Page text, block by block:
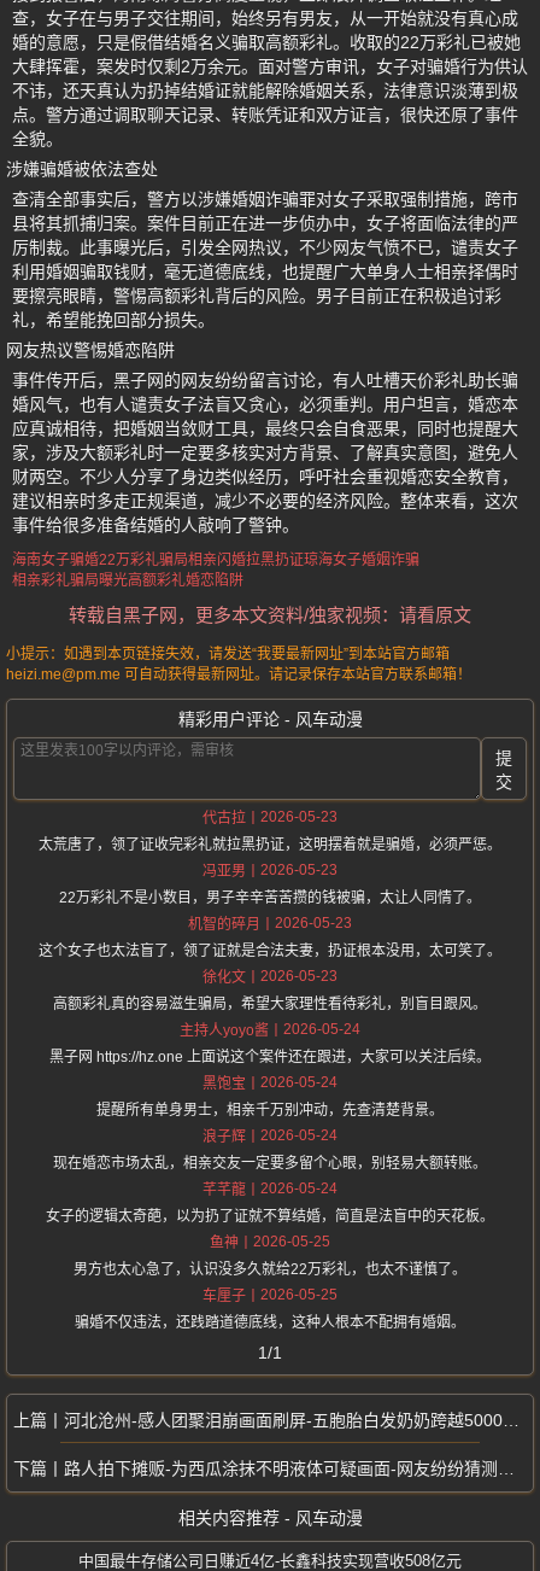
查，女子在与男子交往期间，始终另有男友，从一开始就没有真心成
婚的意愿，只是假借结婚名义骗取高额彩礼。收取的22万彩礼已被她
大肆挥霍，案发时仅剩2万余元。面对警方审讯，女子对骗婚行为供认
不讳，还天真认为扔掉结婚证就能解除婚姻关系，法律意识淡薄到极
点。警方通过调取聊天记录、转账凭证和双方证言，很快还原了事件
全貌。
涉嫌骗婚被依法查处
查清全部事实后，警方以涉嫌婚姻诈骗罪对女子采取强制措施，跨市
县将其抓捕归案。案件目前正在进一步侦办中，女子将面临法律的严
厉制裁。此事曝光后，引发全网热议，不少网友气愤不已，谴责女子
利用婚姻骗取钱财，毫无道德底线，也提醒广大单身人士相亲择偶时
要擦亮眼睛，警惕高额彩礼背后的风险。男子目前正在积极追讨彩
礼，希望能挽回部分损失。
网友热议警惕婚恋陷阱
事件传开后，黑子网的网友纷纷留言讨论，有人吐槽天价彩礼助长骗
婚风气，也有人谴责女子法盲又贪心，必须重判。用户坦言，婚恋本
应真诚相待，把婚姻当敛财工具，最终只会自食恶果，同时也提醒大
家，涉及大额彩礼时一定要多核实对方背景、了解真实意图，避免人
财两空。不少人分享了身边类似经历，呼吁社会重视婚恋安全教育，
建议相亲时多走正规渠道，减少不必要的经济风险。整体来看，这次
事件给很多准备结婚的人敲响了警钟。
海南女子骗婚22万彩礼骗局相亲闪婚拉黑扔证琼海女子婚姻诈骗
相亲彩礼骗局曝光高额彩礼婚恋陷阱
转载自黑子网，更多本文资料/独家视频：请看原文
小提示：如遇到本页链接失效，请发送“我要最新网址”到本站官方邮箱
heizi.me@pm.me 可自动获得最新网址。请记录保存本站官方联系邮箱！
精彩用户评论 - 风车动漫
提
交
代古拉
2026-05-23
太荒唐了，领了证收完彩礼就拉黑扔证，这明摆着就是骗婚，必须严惩。
冯亚男
2026-05-23
22万彩礼不是小数目，男子辛辛苦苦攒的钱被骗，太让人同情了。
机智的碎月
2026-05-23
这个女子也太法盲了，领了证就是合法夫妻，扔证根本没用，太可笑了。
徐化文
2026-05-23
高额彩礼真的容易滋生骗局，希望大家理性看待彩礼，别盲目跟风。
主持人yoyo酱
2026-05-24
黑子网 https://hz.one 上面说这个案件还在跟进，大家可以关注后续。
黑饱宝
2026-05-24
提醒所有单身男士，相亲千万别冲动，先查清楚背景。
浪子辉
2026-05-24
现在婚恋市场太乱，相亲交友一定要多留个心眼，别轻易大额转账。
芊芊龍
2026-05-24
女子的逻辑太奇葩，以为扔了证就不算结婚，简直是法盲中的天花板。
鱼神
2026-05-25
男方也太心急了，认识没多久就给22万彩礼，也太不谨慎了。
车厘子
2026-05-25
骗婚不仅违法，还践踏道德底线，这种人根本不配拥有婚姻。
1/1
河北沧州-感人团聚泪崩画面刷屏-五胞胎白发奶奶跨越5000公里探孙
路人拍下摊贩-为西瓜涂抹不明液体可疑画面-网友纷纷猜测暗藏有害添加剂
相关内容推荐 - 风车动漫
中国最牛存储公司日赚近4亿-长鑫科技实现营收508亿元